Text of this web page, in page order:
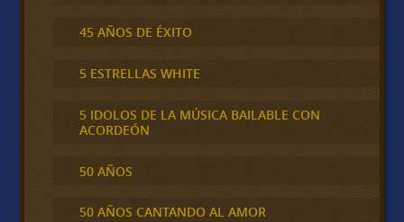
45 AÑOS DE ÉXITO
5 ESTRELLAS WHITE
5 IDOLOS DE LA MÚSICA BAILABLE CON
ACORDEÓN
50 AÑOS
50 AÑOS CANTANDO AL AMOR